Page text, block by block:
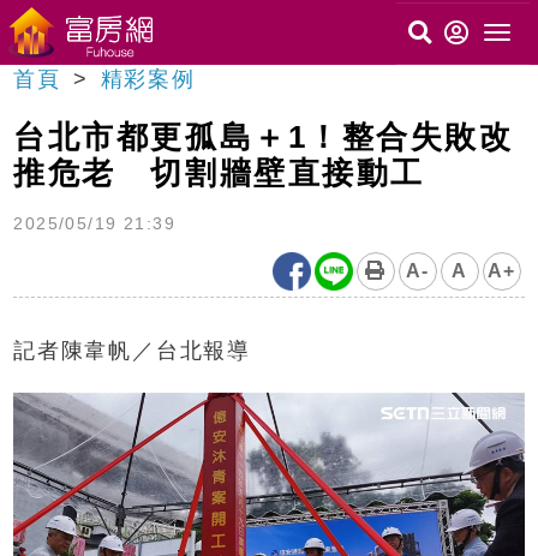
首頁 精彩案例
台北市都更孤島＋1！整合失敗改
推危老 切割牆壁直接動工
2025/05/19 21:39
A- A A+
記者陳韋帆／台北報導